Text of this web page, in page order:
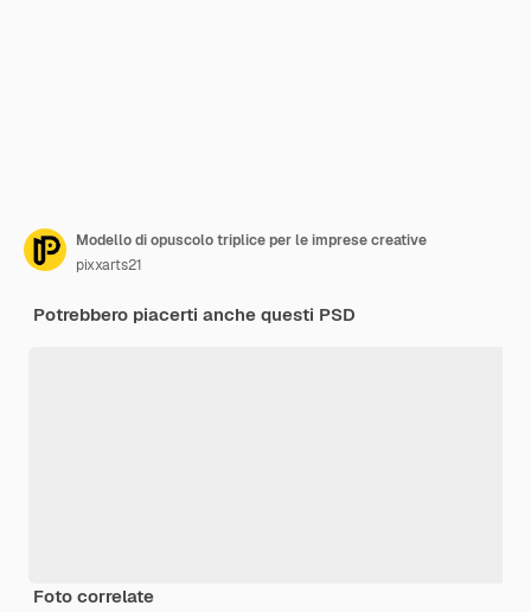
Modello di opuscolo triplice per le imprese creative
pixxarts21
Potrebbero piacerti anche questi PSD
Foto correlate